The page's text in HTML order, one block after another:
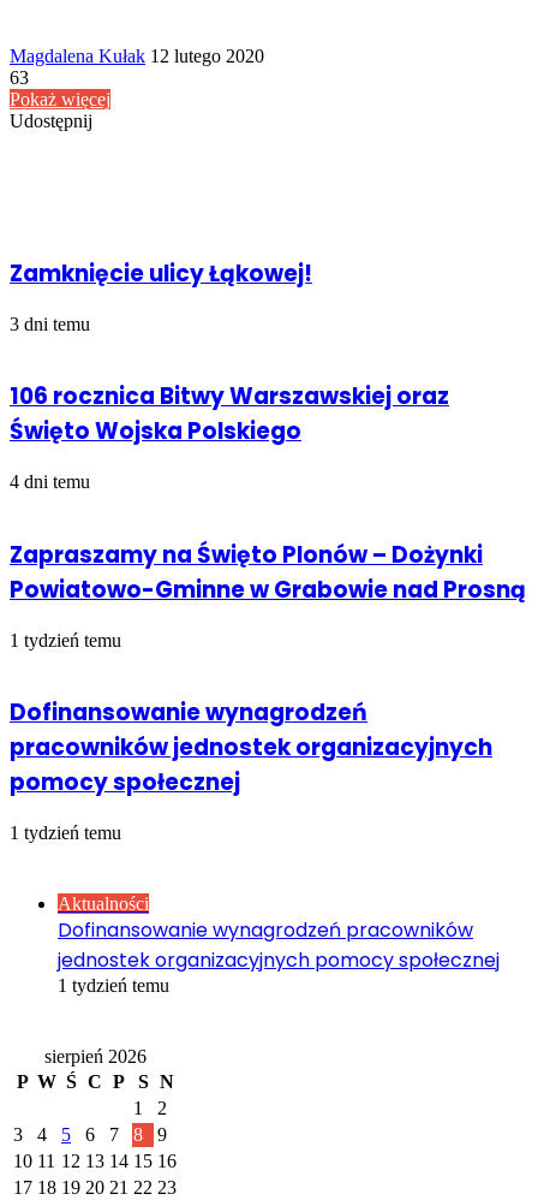
Magdalena Kułak Send
12 lutego 2020
63
Pokaż więcej
Udostępnij
Zamknięcie ulicy Łąkowej!
3 dni temu
106 rocznica Bitwy Warszawskiej oraz
Święto Wojska Polskiego
4 dni temu
Zapraszamy na Święto Plonów – Dożynki
Powiatowo-Gminne w Grabowie nad Prosną
1 tydzień temu
Dofinansowanie wynagrodzeń
pracowników jednostek organizacyjnych
pomocy społecznej
1 tydzień temu
Aktualności
Dofinansowanie wynagrodzeń pracowników
jednostek organizacyjnych pomocy społecznej
1 tydzień temu
sierpień 2026
P W Ś C P S N
1
2
3
4 5 6 7 8
9
10 11 12 13 14 15 16
17 18 19 20 21 22 23